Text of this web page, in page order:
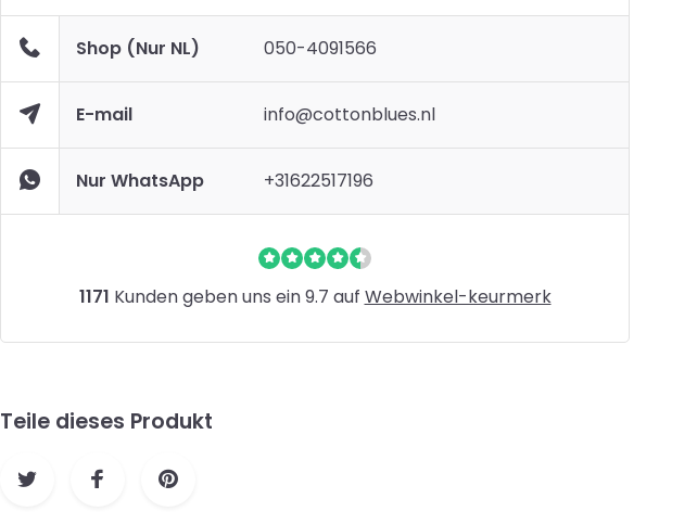
Shop (Nur NL) 050-4091566
E-mail info@cottonblues.nl
Nur WhatsApp +31622517196
1171 Kunden geben uns ein 9.7 auf Webwinkel-keurmerk
Teile dieses Produkt